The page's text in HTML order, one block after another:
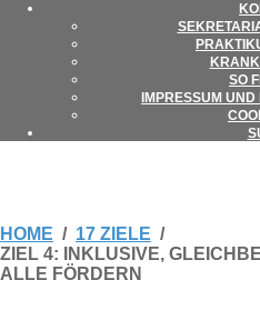
SO
IMPRES­SUM
HOME
17 ZIELE
ZIEL 4: INKLUSIVE,
ALLE FÖRDERN